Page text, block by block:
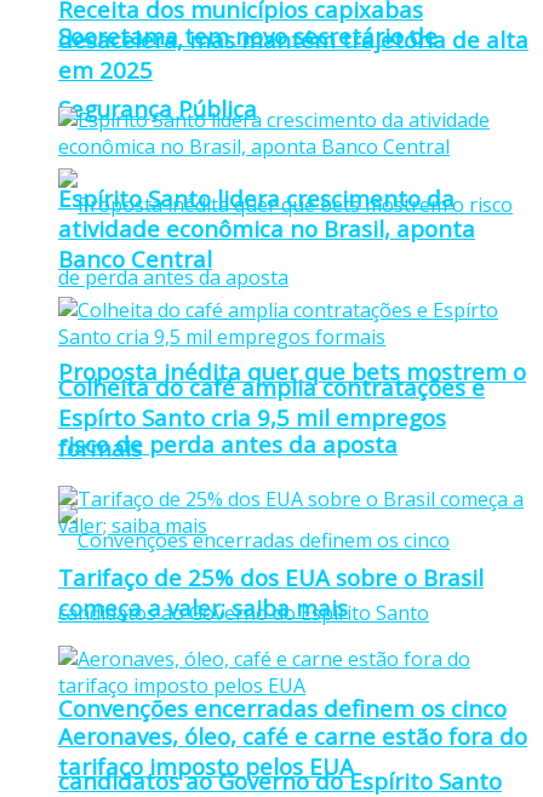
Sooretama tem novo secretário de
Segurança Pública
Proposta inédita quer que bets mostrem o
risco de perda antes da aposta
Convenções encerradas definem os cinco
candidatos ao Governo do Espírito Santo
Receita dos municípios capixabas
desacelera, mas mantém trajetória de alta
em 2025
Espírito Santo lidera crescimento da
atividade econômica no Brasil, aponta
Banco Central
Colheita do café amplia contratações e
Espírto Santo cria 9,5 mil empregos
formais
Tarifaço de 25% dos EUA sobre o Brasil
começa a valer; saiba mais
Aeronaves, óleo, café e carne estão fora do
tarifaço imposto pelos EUA